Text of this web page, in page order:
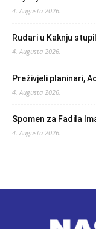
4. Augusta 2026.
Rudari u Kaknju
4. Augusta 2026.
Preživjeli planinari,
4. Augusta 2026.
Spomen za Fadila
4. Augusta 2026.